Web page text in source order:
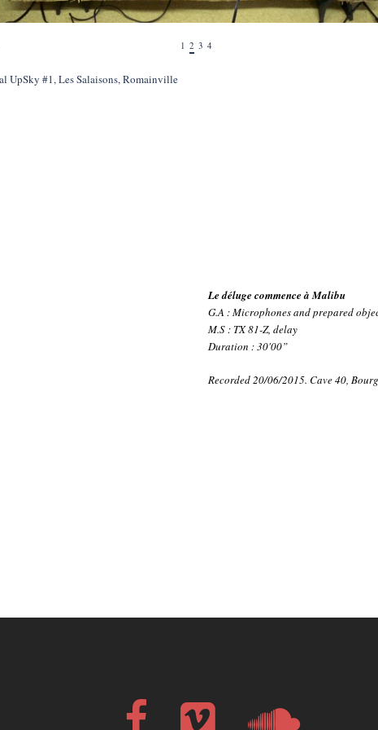
UpSky #1, Les Salaisons, Romainville
1 2 3 4
Le déluge commence à Malibu
G.A : Microphones and prepared
M.S : TX 81-Z, delay
Duration : 30'00”
Recorded 20/06/2015. Cave 40,
Facebook Vimeo